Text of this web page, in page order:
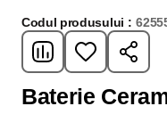
Codul produsului :
Baterie